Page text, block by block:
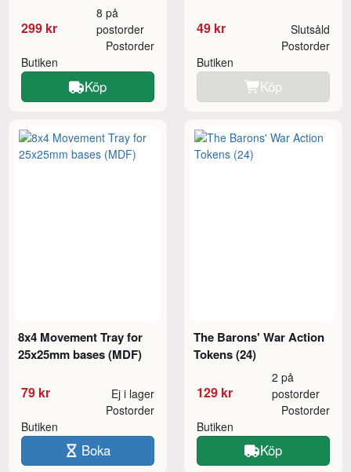
299 kr
8 på
postorder
Butiken
Postorder
Köp
49 kr Slutsåld
Butiken
Postorder
Köp
8x4 Movement Tray for
25x25mm bases (MDF)
79 kr Ej i lager
Butiken
Postorder
Boka
The Barons' War Action
Tokens (24)
129 kr
2 på
postorder
Butiken
Postorder
Köp